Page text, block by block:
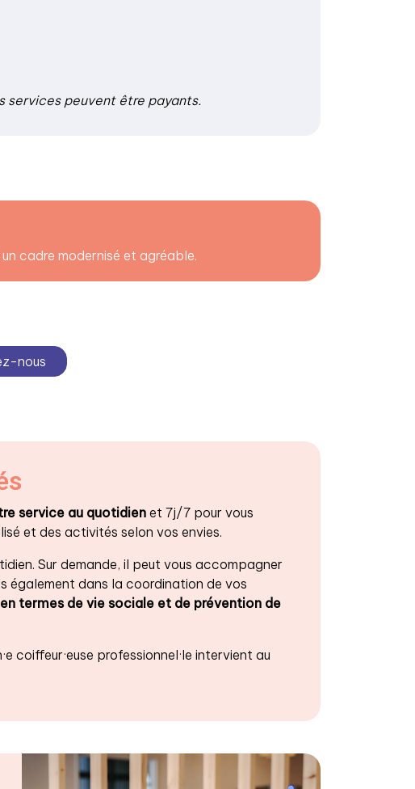
services peuvent être payants.
cadre modernisé et agréable.
nous
service au quotidien et 7j/7 pour vous
et des activités selon vos envies.
Sur demande, il peut vous accompagner
également dans la coordination de vos
termes de vie sociale et de prévention de
coiffeur·euse professionnel·le intervient au